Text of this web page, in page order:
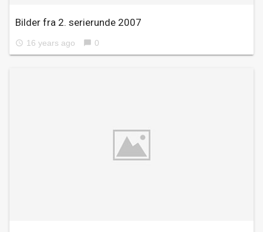
Bilder fra 2. serierunde 2007
access_time 16 years ago chat_bubble 0